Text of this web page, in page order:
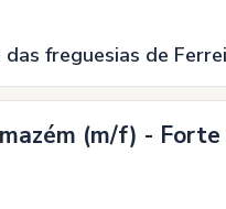
das freguesias de
(m/f) - Forte